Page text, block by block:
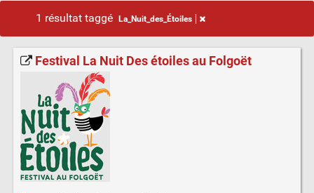
1 résultat taggé La_Nuit_des_Étoiles
Festival La Nuit Des étoiles au Folgoët